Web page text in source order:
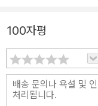
녀였던 해티는 점점 자
있는 집으로 돌아 갈
의 시간 속에서 살아
울리기 전에 깜박 잠
100자평